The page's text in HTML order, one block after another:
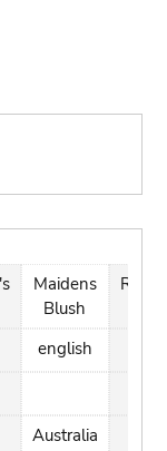
Maidens
Blush
english
Australia